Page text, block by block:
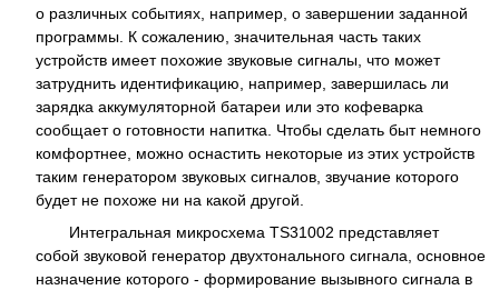
о различных событиях, например, о завершении заданной
программы. К сожалению, значительная часть таких
устройств имеет похожие звуковые сигналы, что может
затруднить идентификацию, например, завершилась ли
зарядка аккумуляторной батареи или это кофеварка
сообщает о готовности напитка. Чтобы сделать быт немного
комфортнее, можно оснастить некоторые из этих устройств
таким генератором звуковых сигналов, звучание которого
будет не похоже ни на какой другой.
Интегральная микросхема TS31002 представляет
собой звуковой генератор двухтонального сигнала, основное
назначение которого - формирование вызывного сигнала в